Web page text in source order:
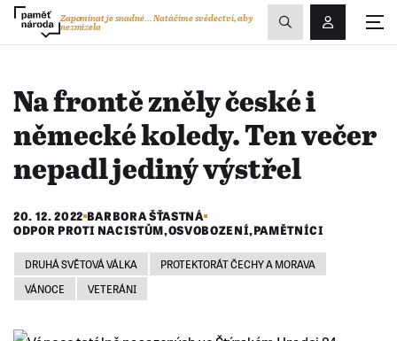
Přihlášení/
Zapomínat je snadné...Natáčíme svědectví, aby
nezmizela
Zobrazit
vyhledávání
Na frontě zněly české i
německé koledy. Ten večer
nepadl jediný výstřel
20. 12. 2022 BARBORA ŠŤASTNÁ
ODPOR PROTI NACISTŮM,OSVOBOZENÍ,PAMĚTNÍCI
DRUHÁ SVĚTOVÁ VÁLKA
PROTEKTORÁT ČECHY A MORAVA
VÁNOCE
VETERÁNI